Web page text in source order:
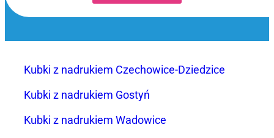
Kubki z nadrukiem Czechowice-Dziedzice
Kubki z nadrukiem Gostyń
Kubki z nadrukiem Wadowice